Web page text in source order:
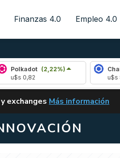
Finanzas 4.0 Empleo 4.0
(2,22%)
0,82
Chainlink
u$s 8,34
exchanges CLARITY ACT EN
Más información